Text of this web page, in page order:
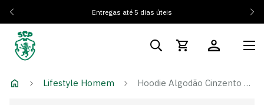
Entregas até 5 dias úteis
Lifestyle Homem Hoodie Algodão Cinzento Monocromático